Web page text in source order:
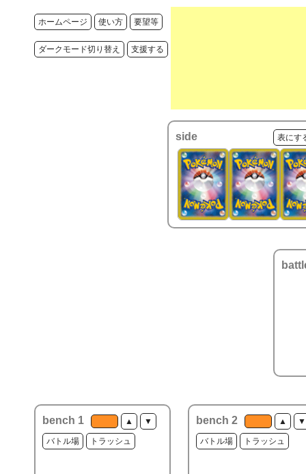
ホームページ 使い方 要望等
ダークモード切り替え 支援する
side 表にす
bench 1 ▲ ▼
バトル場 トラッシュ
bench 2 ▲ ▼
バトル場 トラッシュ